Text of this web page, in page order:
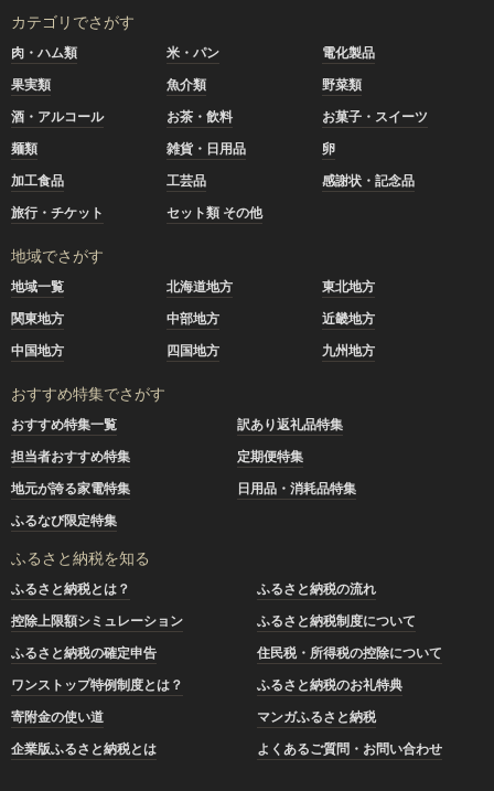
カテゴリでさがす
肉・ハム類 米・パン
電化製品
果実類
魚介類
野菜類
酒・アルコール
お茶・飲料
お菓子・スイーツ
麺類
雑貨・日用品
卵
加工食品
工芸品
感謝状・記念品
旅行・チケット
セット類 その他
地域でさがす
地域一覧 北海道地方
東北地方
関東地方
中部地方
近畿地方
中国地方
四国地方 九州地方
おすすめ特集でさがす
おすすめ特集一覧
訳あり返礼品特集
担当者おすすめ特集
定期便特集
地元が誇る家電特集
日用品・消耗品特集
ふるなび限定特集
ふるさと納税を知る
ふるさと納税とは？
ふるさと納税の流れ
控除上限額シミュレーション
ふるさと納税制度について
ふるさと納税の確定申告
住民税・所得税の控除について
ワンストップ特例制度とは？
ふるさと納税のお礼特典
寄附金の使い道
マンガふるさと納税
企業版ふるさと納税とは
よくあるご質問・お問い合わせ